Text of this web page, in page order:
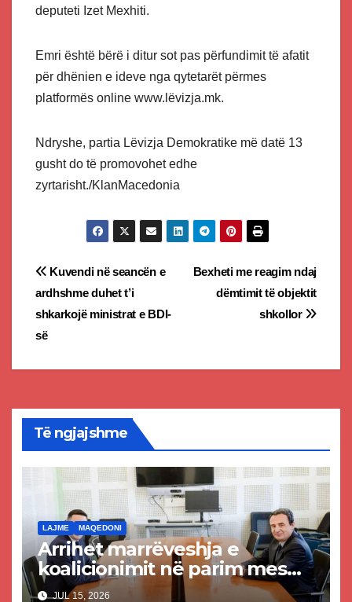
deputeti Izet Mexhiti.
Emri është bërë i ditur sot pas përfundimit të afatit
për dhënien e ideve nga qytetarët përmes
platformës online www.lëvizja.mk.
Ndryshe, partia Lëvizja Demokratike më datë 13
gusht do të promovohet edhe
zyrtarisht./KlanMacedonia
Post
navigation
Bexheti me reagim ndaj
dëmtimit të objektit
shkollor
Kuvendi në seancën e
ardhshme duhet t’i
shkarkojë ministrat e BDI-
së
Të ngjajshme
LAJME MAQEDONI
Arrihet marrëveshja e
koalicionimit në parim mes
Kurtit dhe Abdixhikut
JUL 15, 2026